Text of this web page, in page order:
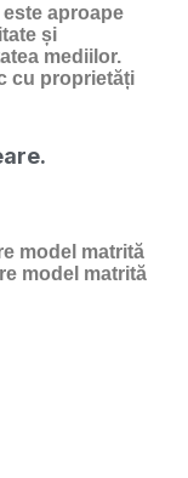
aproape
și
mediilor.
cu proprietăți
model matrită